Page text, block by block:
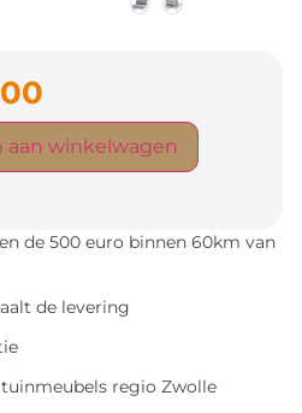
aan winkelwagen
de 500 euro binnen 60km van
de levering
regio Zwolle